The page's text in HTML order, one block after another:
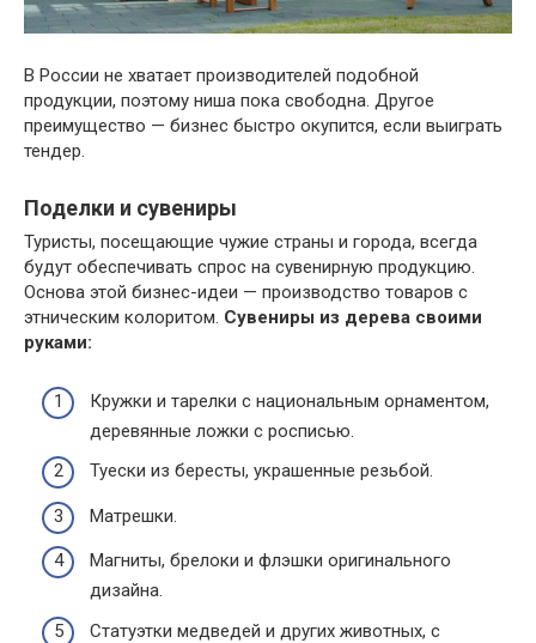
В России не хватает производителей подобной
продукции, поэтому ниша пока свободна. Другое
преимущество — бизнес быстро окупится, если выиграть
тендер.
Поделки и сувениры
Туристы, посещающие чужие страны и города, всегда
будут обеспечивать спрос на сувенирную продукцию.
Основа этой бизнес-идеи — производство товаров с
этническим колоритом. Сувениры из дерева своими
руками:
Кружки и тарелки с национальным орнаментом,
деревянные ложки с росписью.
Туески из бересты, украшенные резьбой.
Матрешки.
Магниты, брелоки и флэшки оригинального
дизайна.
Статуэтки медведей и других животных, с